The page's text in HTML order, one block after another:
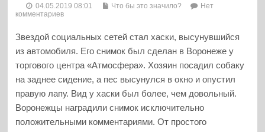
04.05.2019 08:01 Что бы это значило?
Нет
комментариев
Звездой социальных сетей стал хаски, высунувшийся
из автомобиля. Его снимок был сделан в Воронеже у
торгового центра «Атмосфера». Хозяин посадил собаку
на заднее сидение, а пес высунулся в окно и опустил
правую лапу. Вид у хаски был более, чем довольный.
Воронежцы наградили снимок исключительно
положительными комментариями. От простого